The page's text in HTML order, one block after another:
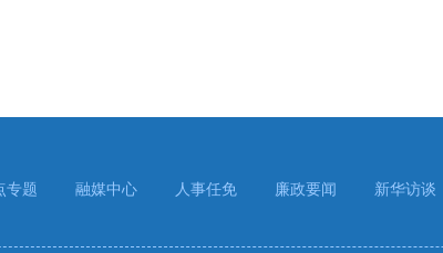
专题 融媒中心 人事任免 廉政要闻 新华访谈